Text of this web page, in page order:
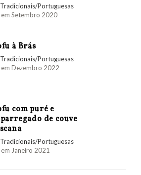
Tradicionais/Portuguesas
em Setembro 2020
à Brás
Tradicionais/Portuguesas
em Dezembro 2022
com puré e
de couve
Tradicionais/Portuguesas
em Janeiro 2021